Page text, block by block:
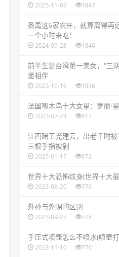
2025-11-03 1047
番禺这6家农庄，就算离得再
一个小时来吃！
2024-09-28 1046
前半生是台湾第一美女，“三
墨相伴
2025-10-16 1036
法国啄木鸟十大女星：罗丽·
2023-07-24 917
江西赌王尧建云，出老千时被
三根手指被剁
2025-01-17 872
世界十大恐怖纹身(世界十大
2023-08-20 779
​外孙与外甥的区别
2023-09-27 778
手压式喷壶怎么不喷水(喷壶
2023-11-10 776